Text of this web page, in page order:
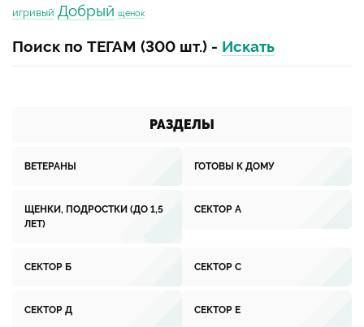
игривый Добрый щенок
Поиск по ТЕГАМ (300 шт.) - Искать
РАЗДЕЛЫ
ВЕТЕРАНЫ ГОТОВЫ К ДОМУ
ЩЕНКИ, ПОДРОСТКИ (ДО 1,5
ЛЕТ)
СЕКТОР А
СЕКТОР Б СЕКТОР С
СЕКТОР Д СЕКТОР Е